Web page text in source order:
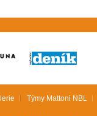
Týmy Mattoni NBL